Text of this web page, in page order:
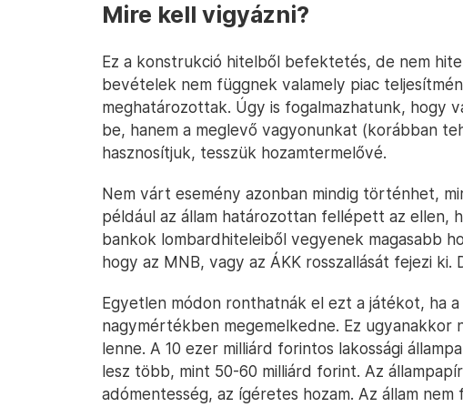
Mire kell vigyázni?
Ez a konstrukció hitelből befektetés, de nem
bevételek nem függnek valamely piac
meghatározottak. Úgy is fogalmazhatunk, hogy
be, hanem a meglevő vagyonunkat (korábban
hasznosítjuk, tesszük hozamtermelővé.
Nem várt esemény azonban mindig történhet,
például az állam határozottan fellépett az ellen,
bankok lombardhiteleiből vegyenek magasabb
hogy az MNB, vagy az ÁKK rosszallását fejezi ki.
Egyetlen módon ronthatnák el ezt a játékot, ha a
nagymértékben megemelkedne. Ez ugyanakkor
lenne. A 10 ezer milliárd forintos lakossági
lesz több, mint 50-60 milliárd forint. Az
adómentesség, az ígéretes hozam. Az állam